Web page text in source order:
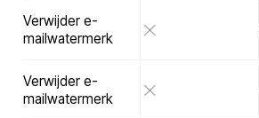
Verwijder e-
mailwatermerk
Verwijder e-
mailwatermerk